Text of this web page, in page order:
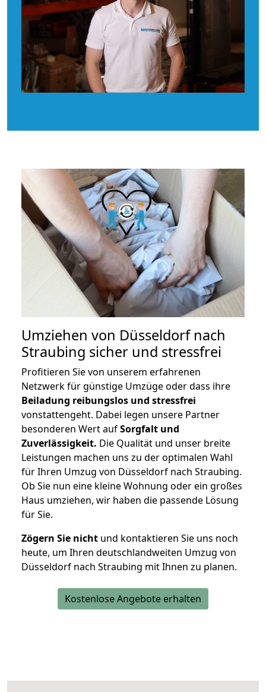
Umziehen von Düsseldorf nach
Straubing sicher und stressfrei
Profitieren Sie von unserem erfahrenen
Netzwerk für günstige Umzüge oder dass ihre
Beiladung reibungslos und stressfrei
vonstattengeht. Dabei legen unsere Partner
besonderen Wert aufSorgfalt und
Zuverlässigkeit. Die Qualität und unser breite
Leistungen machen uns zu der optimalen Wahl
für Ihren Umzug von Düsseldorf nach Straubing.
Ob Sie nun eine kleine Wohnung oder ein großes
Haus umziehen, wir haben die passende Lösung
für Sie.
Zögern Sie nicht und kontaktieren Sie uns noch
heute, um Ihren deutschlandweiten Umzug von
Düsseldorf nach Straubing mit Ihnen zu planen.
Kostenlose Angebote erhalten